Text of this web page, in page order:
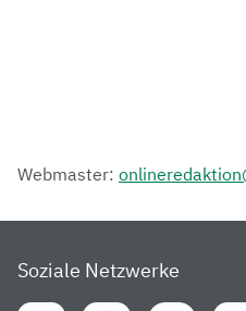
Webmaster:
Soziale Netzwerke